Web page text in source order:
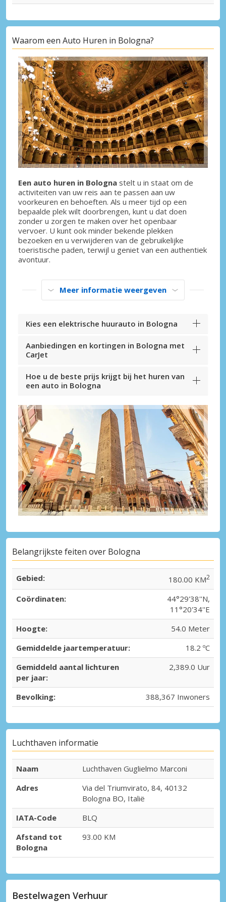
Waarom een Auto Huren in Bologna?
Een auto huren in Bologna stelt u in staat om de
activiteiten van uw reis aan te passen aan uw
voorkeuren en behoeften. Als u meer tijd op een
bepaalde plek wilt doorbrengen, kunt u dat doen
zonder u zorgen te maken over het openbaar
vervoer. U kunt ook minder bekende plekken
bezoeken en u verwijderen van de gebruikelijke
toeristische paden, terwijl u geniet van een authentiek
avontuur.
Meer informatie weergeven
Kies een elektrische huurauto in Bologna
Aanbiedingen en kortingen in Bologna met
CarJet
Hoe u de beste prijs krijgt bij het huren van
een auto in Bologna
Belangrijkste feiten over Bologna
Gebied: 180.00 KM2
Coördinaten:
44°29'38''N,
11°20'34''E
Hoogte:
54.0 Meter
Gemiddelde jaartemperatuur:
18.2 ºC
Gemiddeld aantal lichturen
per jaar:
2,389.0 Uur
Bevolking: 388,367 Inwoners
Luchthaven informatie
Naam
Luchthaven Guglielmo Marconi
Adres
Via del Triumvirato, 84, 40132
Bologna BO, Italië
IATA-Code
BLQ
Afstand tot
Bologna
93.00 KM
Bestelwagen Verhuur